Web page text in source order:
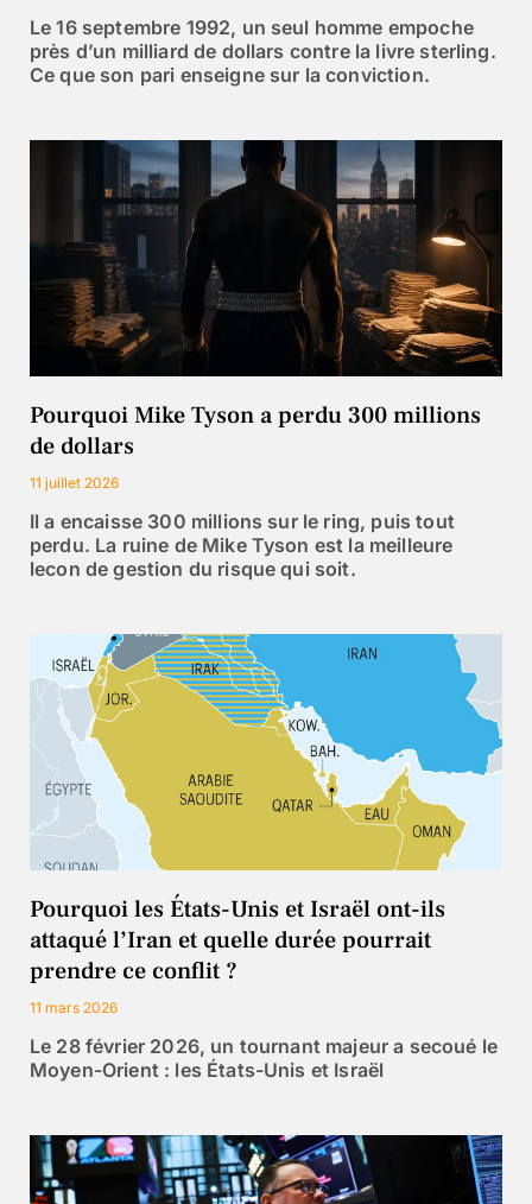
Le 16 septembre 1992, un seul homme empoche
près d’un milliard de dollars contre la livre sterling.
Ce que son pari enseigne sur la conviction.
Pourquoi Mike Tyson a perdu 300 millions
de dollars
11 juillet 2026
Il a encaisse 300 millions sur le ring, puis tout
perdu. La ruine de Mike Tyson est la meilleure
lecon de gestion du risque qui soit.
Pourquoi les États-Unis et Israël ont-ils
attaqué l’Iran et quelle durée pourrait
prendre ce conflit ?
11 mars 2026
Le 28 février 2026, un tournant majeur a secoué le
Moyen-Orient : les États-Unis et Israël